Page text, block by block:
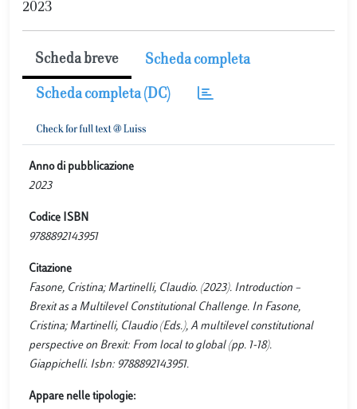
2023
Scheda breve Scheda completa
Scheda completa (DC)
Anno di pubblicazione
2023
Codice ISBN
9788892143951
Citazione
Fasone, Cristina; Martinelli, Claudio. (2023). Introduction –
Brexit as a Multilevel Constitutional Challenge. In Fasone,
Cristina; Martinelli, Claudio (Eds.), A multilevel constitutional
perspective on Brexit: From local to global (pp. 1-18).
Giappichelli. Isbn: 9788892143951.
Appare nelle tipologie: